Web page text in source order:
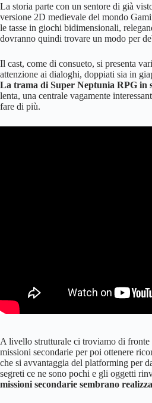
La storia parte con un sentore di già
versione 2D medievale del mondo
le tasse in giochi bidimensionali,
dovranno quindi trovare un modo per
Il cast, come di consueto, si presenta
attenzione ai dialoghi, doppiati sia in
La trama di Super Neptunia RPG in
lenta, una centrale vagamente
fare di più.
A livello strutturale ci troviamo di fronte
missioni secondarie per poi ottenere
che si avvantaggia del platforming per
segreti ce ne sono pochi e gli oggetti
missioni secondarie sembrano